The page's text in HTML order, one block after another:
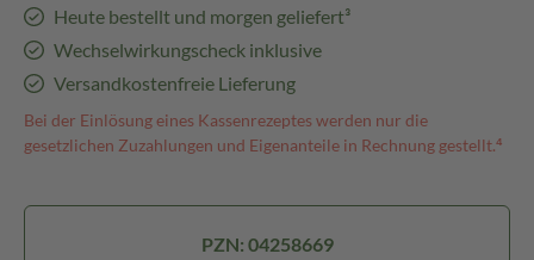
Heute bestellt und morgen geliefert³
Wechselwirkungscheck inklusive
Versandkostenfreie Lieferung
Bei der Einlösung eines Kassenrezeptes werden nur die
gesetzlichen Zuzahlungen und Eigenanteile in Rechnung gestellt.⁴
PZN: 04258669